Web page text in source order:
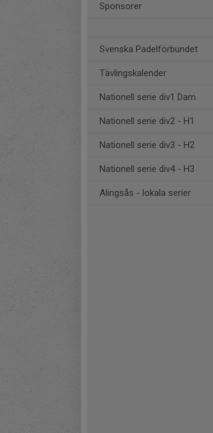
Sponsorer
Svenska Padelförbundet
Tävlingskalender
Nationell serie div1 Dam
Nationell serie div2 - H1
Nationell serie div3 - H2
Nationell serie div4 - H3
Alingsås - lokala serier